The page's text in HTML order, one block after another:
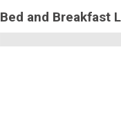
Bed and Breakfast